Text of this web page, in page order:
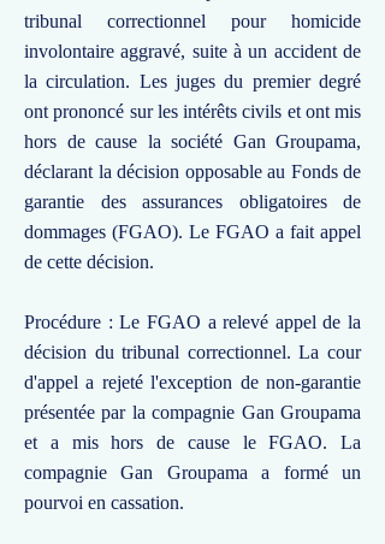
tribunal correctionnel pour homicide
involontaire aggravé, suite à un accident de
la circulation. Les juges du premier degré
ont prononcé sur les intérêts civils et ont mis
hors de cause la société Gan Groupama,
déclarant la décision opposable au Fonds de
garantie des assurances obligatoires de
dommages (FGAO). Le FGAO a fait appel
de cette décision.
Procédure : Le FGAO a relevé appel de la
décision du tribunal correctionnel. La cour
d'appel a rejeté l'exception de non-garantie
présentée par la compagnie Gan Groupama
et a mis hors de cause le FGAO. La
compagnie Gan Groupama a formé un
pourvoi en cassation.